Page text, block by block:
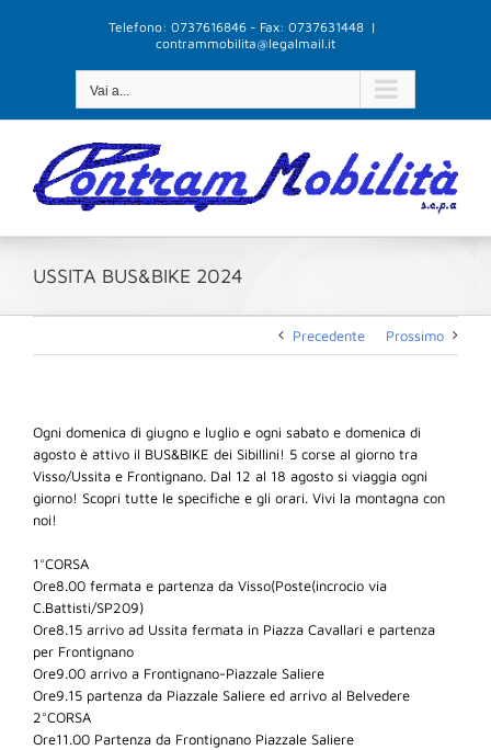
Telefono: 0737616846 - Fax: 0737631448 |
contrammobilita@legalmail.it
Vai a...
USSITA BUS&BIKE 2024
Precedente Prossimo
Ogni domenica di giugno e luglio e ogni sabato e domenica di
agosto è attivo il BUS&BIKE dei Sibillini! 5 corse al giorno tra
Visso/Ussita e Frontignano. Dal 12 al 18 agosto si viaggia ogni
giorno! Scopri tutte le specifiche e gli orari. Vivi la montagna con
noi!
1°CORSA
Ore8.00 fermata e partenza da Visso(Poste(incrocio via
C.Battisti/SP209)
Ore8.15 arrivo ad Ussita fermata in Piazza Cavallari e partenza
per Frontignano
Ore9.00 arrivo a Frontignano-Piazzale Saliere
Ore9.15 partenza da Piazzale Saliere ed arrivo al Belvedere
2°CORSA
Ore11.00 Partenza da Frontignano Piazzale Saliere